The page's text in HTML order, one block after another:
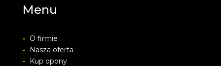
Menu
-
O firmie
-
Nasza oferta
-
Kup opony